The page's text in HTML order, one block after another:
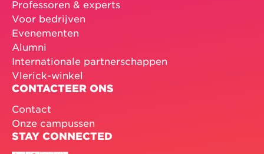
Professoren & experts
Voor bedrijven
Evenementen
Alumni
Internationale partnerschappen
Vlerick-winkel
CONTACTEER ONS
Contact
Onze campussen
STAY CONNECTED